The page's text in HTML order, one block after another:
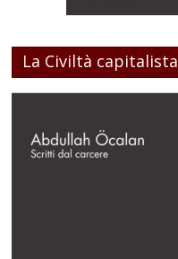
La Civiltà capitalista